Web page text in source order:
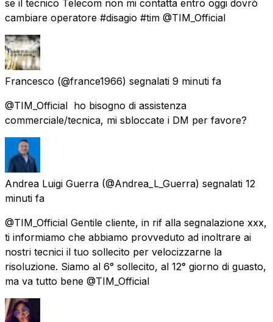
se il tecnico Telecom non mi contatta entro oggi dovrò
cambiare operatore #disagio #tim @TIM_Official
Francesco (@france1966) segnalati 9 minuti fa
@TIM_Official ⁠ ho bisogno di assistenza
commerciale/tecnica, mi sbloccate i DM per favore?
Andrea Luigi Guerra (@Andrea_L_Guerra) segnalati 12
minuti fa
@TIM_Official Gentile cliente, in rif alla segnalazione xxx,
ti informiamo che abbiamo provveduto ad inoltrare ai
nostri tecnici il tuo sollecito per velocizzarne la
risoluzione. Siamo al 6° sollecito, al 12° giorno di guasto,
ma va tutto bene @TIM_Official